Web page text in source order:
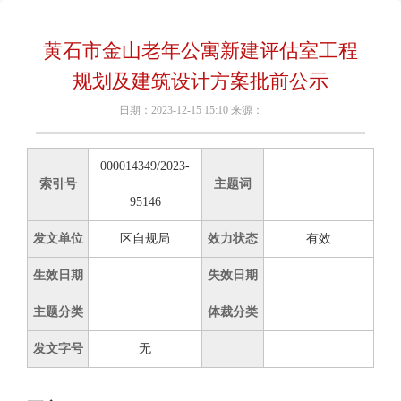
黄石市金山老年公寓新建评估室工程
规划及建筑设计方案批前公示
日期：2023-12-15 15:10 来源：
索引号
000014349/2023-
95146
主题词
发文单位 区自规局 效力状态 有效
生效日期 失效日期
主题分类 体裁分类
发文字号 无